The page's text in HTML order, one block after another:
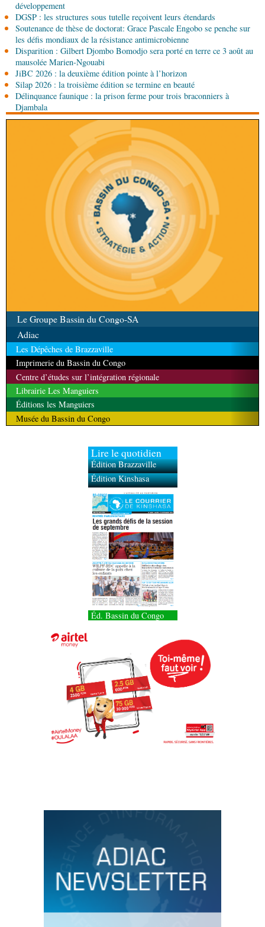
06-08-2026 08:45
Politique Vie des institutions : Pierre Ngolo et
Pierre Oba jettent les bases d’une collaboration
fructueuse
06-08-2026 08:30
Afrique-Monde Centrafrique : les sanctions de
l'ONU cachent la guerre silencieuse pour le
contrôle des ressources
développement
DGSP : les structures sous tutelle reçoivent leurs étendards
Soutenance de thèse de doctorat: Grace Pascale Engobo se penche sur
les défis mondiaux de la résistance antimicrobienne
Disparition : Gilbert Djombo Bomodjo sera porté en terre ce 3 août au
mausolée Marien-Ngouabi
JiBC 2026 : la deuxième édition pointe à l’horizon
Silap 2026 : la troisième édition se termine en beauté
Délinquance faunique : la prison ferme pour trois braconniers à
Djambala
Le Groupe Bassin du Congo-SA
Adiac
Les Dépêches de Brazzaville
Imprimerie du Bassin du Congo
Centre d’études sur l’intégration régionale
Librairie Les Manguiers
Éditions les Manguiers
Musée du Bassin du Congo
Lire le quotidien
Édition Brazzaville
Édition Kinshasa
Éd. Bassin du Congo